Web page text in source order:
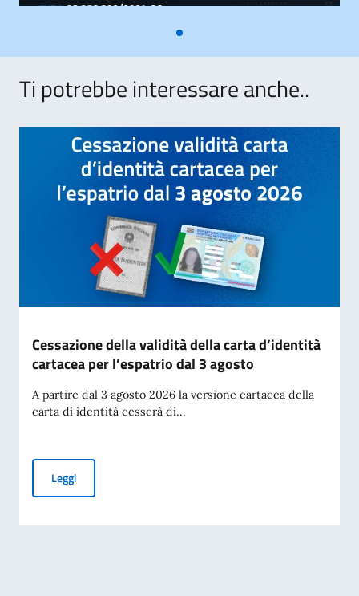
Ti potrebbe interessare anche..
Cessazione della validità della carta d’identità
cartacea per l’espatrio dal 3 agosto
A partire dal 3 agosto 2026 la versione cartacea della
carta di identità cesserà di...
LeggiCessazione della validità della carta d’identità cartacea